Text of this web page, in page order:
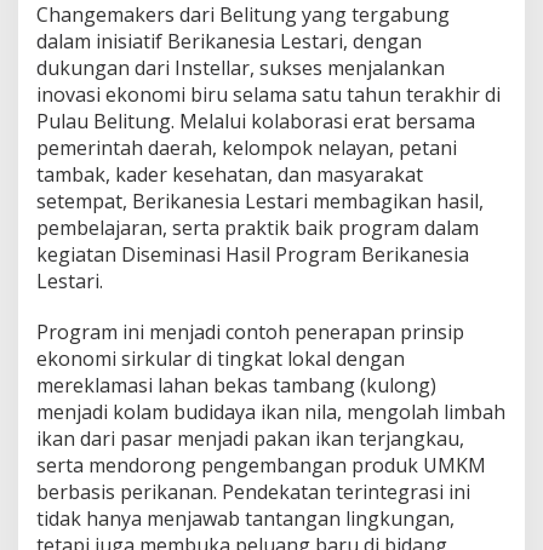
m
b
n
g
,
B
r
i
k
a
i
a
L
e
t
a
r
i
Changemakers dari Belitung yang tergabung
dalam inisiatif Berikanesia Lestari, dengan
dukungan dari Instellar, sukses menjalankan
inovasi ekonomi biru selama satu tahun terakhir di
Pulau Belitung. Melalui kolaborasi erat bersama
pemerintah daerah, kelompok nelayan, petani
tambak, kader kesehatan, dan masyarakat
setempat, Berikanesia Lestari membagikan hasil,
pembelajaran, serta praktik baik program dalam
kegiatan Diseminasi Hasil Program Berikanesia
Lestari.
Program ini menjadi contoh penerapan prinsip
ekonomi sirkular di tingkat lokal dengan
mereklamasi lahan bekas tambang (kulong)
menjadi kolam budidaya ikan nila, mengolah limbah
ikan dari pasar menjadi pakan ikan terjangkau,
serta mendorong pengembangan produk UMKM
berbasis perikanan. Pendekatan terintegrasi ini
tidak hanya menjawab tantangan lingkungan,